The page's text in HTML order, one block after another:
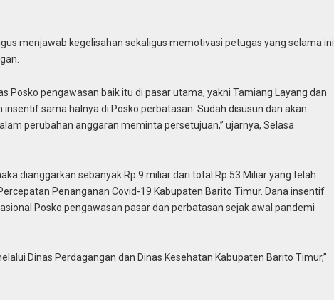
menjawab kegelisahan sekaligus memotivasi petugas yang selama ini
Posko pengawasan baik itu di pasar utama, yakni Tamiang Layang dan
sama halnya di Posko perbatasan. Sudah disusun dan akan
perubahan anggaran meminta persetujuan,” ujarnya, Selasa
dianggarkan sebanyak Rp 9 miliar dari total Rp 53 Miliar yang telah
Penanganan Covid-19 Kabupaten Barito Timur. Dana insentif
Posko pengawasan pasar dan perbatasan sejak awal pandemi
Dinas Perdagangan dan Dinas Kesehatan Kabupaten Barito Timur,”